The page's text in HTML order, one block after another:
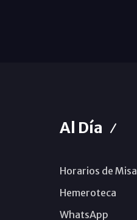
Al Día
Horarios de Misa
Hemeroteca
WhatsApp